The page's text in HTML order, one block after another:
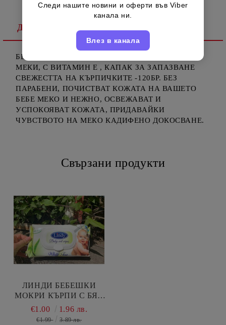
Детайлно описание
БЕБЕШКИ МОКРИ КЪРПИ "ЛИНДИ", ГОЛЕМИ И
МЕКИ, С ВИТАМИН Е , КАПАК ЗА ЗАПАЗВАНЕ
СВЕЖЕСТТА НА КЪРПИЧКИТЕ -120БР. БЕЗ
ПАРАБЕНИ, ПОЧИСТВАТ КОЖАТА НА ВАШЕТО
БЕБЕ МЕКО И НЕЖНО, ОСВЕЖАВАТ И
УСПОКОЯВАТ КОЖАТА, ПРИДАВАЙКИ
ЧУВСТВОТО НА МЕКО КАДИФЕНО ДОКОСВАНЕ.
Свързани продукти
ЛИНДИ БЕБЕШКИ
МОКРИ КЪРПИ С БЯЛ
ЧАЙ 64 БР
€1.00 1.96 лв.
€1.99 3.89 лв.
Следи нашите новини и оферти във Viber
канала ни.
Влез в канала